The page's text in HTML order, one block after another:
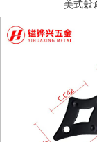
美式穀